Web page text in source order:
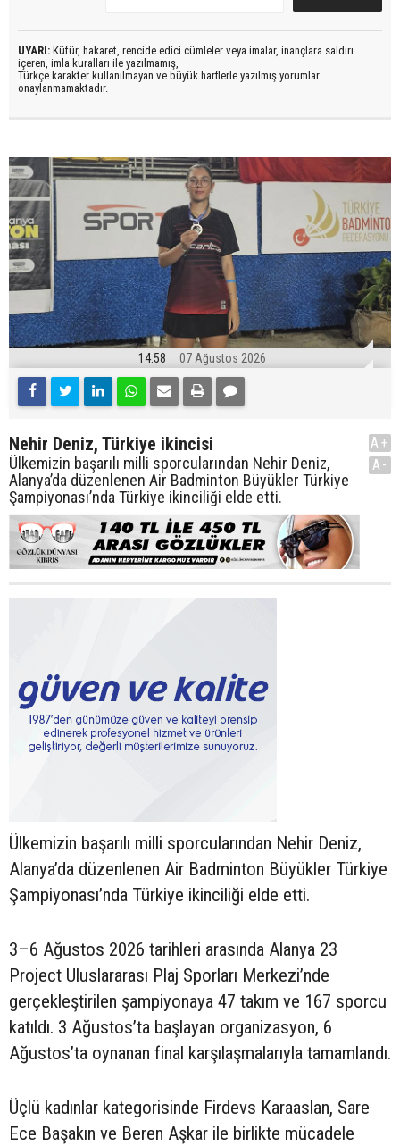
UYARI: Küfür, hakaret, rencide edici cümleler veya imalar, inançlara saldırı
içeren, imla kuralları ile yazılmamış,
Türkçe karakter kullanılmayan ve büyük harflerle yazılmış yorumlar
onaylanmamaktadır.
14:58 07 Ağustos 2026
Nehir Deniz, Türkiye ikincisi
Ülkemizin başarılı milli sporcularından Nehir Deniz,
Alanya’da düzenlenen Air Badminton Büyükler Türkiye
Şampiyonası’nda Türkiye ikinciliği elde etti.
A+
A-
Ülkemizin başarılı milli sporcularından Nehir Deniz,
Alanya’da düzenlenen Air Badminton Büyükler Türkiye
Şampiyonası’nda Türkiye ikinciliği elde etti.
3–6 Ağustos 2026 tarihleri arasında Alanya 23
Project Uluslararası Plaj Sporları Merkezi’nde
gerçekleştirilen şampiyonaya 47 takım ve 167 sporcu
katıldı. 3 Ağustos’ta başlayan organizasyon, 6
Ağustos’ta oynanan final karşılaşmalarıyla tamamlandı.
Üçlü kadınlar kategorisinde Firdevs Karaaslan, Sare
Ece Başakın ve Beren Aşkar ile birlikte mücadele